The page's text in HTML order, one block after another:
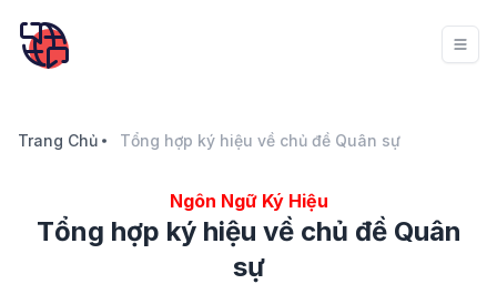
Trang Chủ Tổng hợp ký hiệu về chủ đề Quân sự
Ngôn Ngữ Ký Hiệu
Tổng hợp ký hiệu về chủ đề Quân
sự